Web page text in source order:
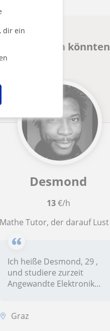
dir ein
könnten
Desmond
13€/h
Mathe Tutor, der darauf Lust hat, Menschen Mathe praktischer beizubringen
Ich heiße Desmond, 29 ,
und studiere zurzeit
Angewandte Elektronik
Graz